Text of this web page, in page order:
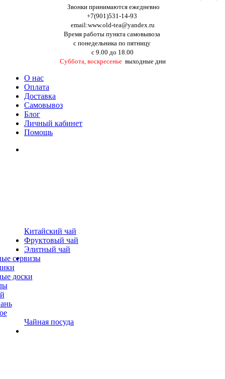
Звонки принимаются ежедневно
+7(901)531-14-93
email:www.old-tea@yandex.ru
Время работы пункта самовывоза
с понедельника по пятницу
с 9.00 до 18.00
Суббота, воскресеньевыходные дни
О нас
Оплата
Доставка
Самовывоз
Блог
Личный кабинет
Помощь
Китайский чай
Фруктовый чай
Элитный чай
сервизы
доски
Чайная посуда